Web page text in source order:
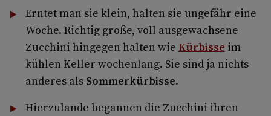
Erntet man sie klein, halten sie ungefähr eine
Woche. Richtig große, voll ausgewachsene
Zucchini hingegen halten wie Kürbisse im
kühlen Keller wochenlang. Sie sind ja nichts
anderes als Sommerkürbisse.
Hierzulande begannen die Zucchini ihren